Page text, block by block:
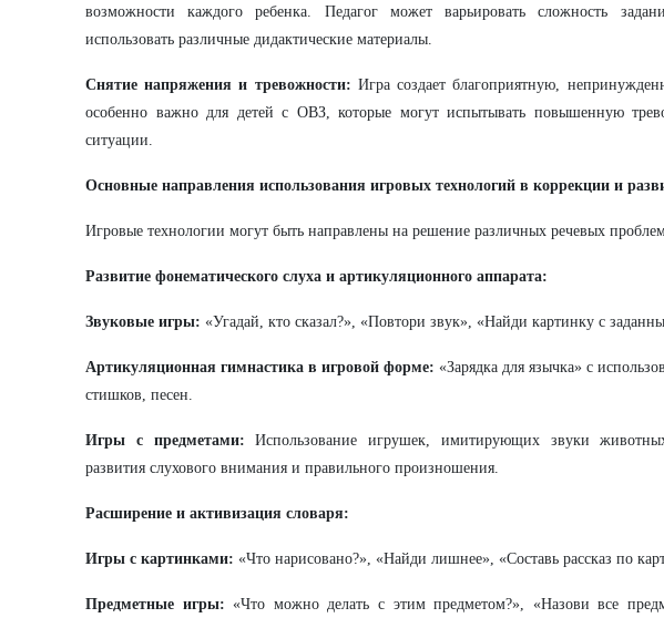
возможности каждого ребенка. Педагог может варьировать сложность
использовать различные дидактические материалы.
Снятие напряжения и тревожности: Игра создает благоприятную,
особенно важно для детей с ОВЗ, которые могут испытывать повышенную
ситуации.
Основные направления использования игровых технологий в коррекции и
Игровые технологии могут быть направлены на решение различных речевых
Развитие фонематического слуха и артикуляционного аппарата:
Звуковые игры: «Угадай, кто сказал?», «Повтори звук», «Найди картинку с
Артикуляционная гимнастика в игровой форме: «Зарядка для язычка» с
стишков, песен.
Игры с предметами: Использование игрушек, имитирующих звуки
развития слухового внимания и правильного произношения.
Расширение и активизация словаря:
Игры с картинками: «Что нарисовано?», «Найди лишнее», «Составь рассказ по
Предметные игры: «Что можно делать с этим предметом?», «Назови все